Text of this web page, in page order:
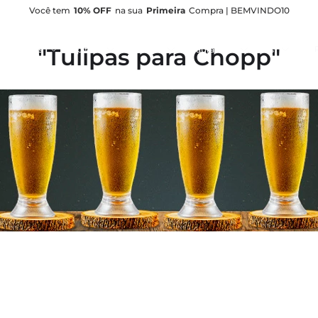
Você tem 10% OFF na sua Primeira Compra | BEMVINDO10
Hospitais Restaurantes Bares
Tulipas para Chopp